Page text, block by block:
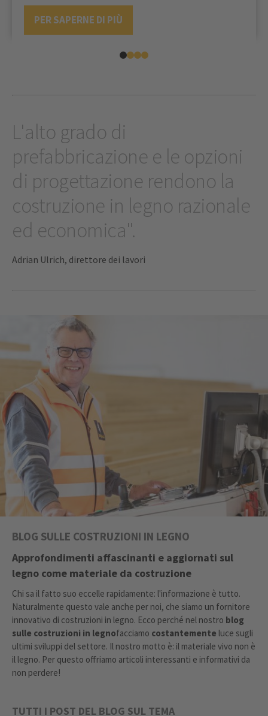
l'edificio della scuola secondaria, sono stati utilizzati circa
2.300 m3 di legno.
PER SAPERNE DI PIÙ
L'alto grado di
prefabbricazione e le opzioni
di progettazione rendono la
costruzione in legno razionale
ed economica".
Adrian Ulrich, direttore dei lavori
BLOG SULLE COSTRUZIONI IN LEGNO
Approfondimenti affascinanti e aggiornati sul
legno come materiale da costruzione
Chi sa il fatto suo eccelle rapidamente: l'informazione è tutto.
Naturalmente questo vale anche per noi, che siamo un fornitore
innovativo di costruzioni in legno. Ecco perché nel nostro blog
sulle costruzioni in legnofacciamo costantemente luce sugli
ultimi sviluppi del settore. Il nostro motto è: il materiale vivo non è
il legno. Per questo offriamo articoli interessanti e informativi da
non perdere!
TUTTI I POST DEL BLOG SUL TEMA